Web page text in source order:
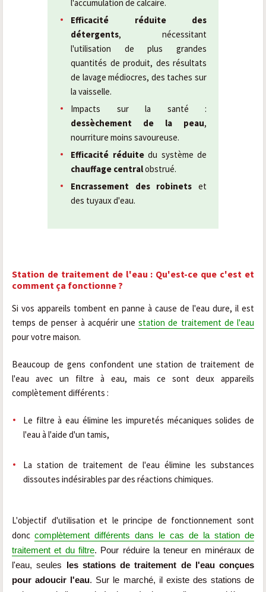
l'accumulation de calcaire.
Efficacité réduite des
détergents, nécessitant
l'utilisation de plus grandes
quantités de produit, des résultats
de lavage médiocres, des taches sur
la vaisselle.
Impacts sur la santé :
dessèchement de la peau,
nourriture moins savoureuse.
Efficacité réduitedu système de
chauffage centralobstrué.
Encrassement des robinets et
des tuyaux d'eau.
Station de traitement de l'eau : Qu'est-ce que c'est et
comment ça fonctionne ?
Si vos appareils tombent en panne à cause de l'eau dure, il est
temps de penser à acquérir unestation de traitement de l'eau
pour votre maison.
Beaucoup de gens confondent une station de traitement de
l'eau avec un filtre à eau, mais ce sont deux appareils
complètement différents :
Le filtre à eau élimine les impuretés mécaniques solides de
l'eau à l'aide d'un tamis,
La station de traitement de l'eau élimine les substances
dissoutes indésirables par des réactions chimiques.
L'objectif d'utilisation et le principe de fonctionnement sont
donc complètement différents dans le cas de la station de
traitement et du filtre. Pour réduire la teneur en minéraux de
l'eau, seules les stations de traitement de l'eau conçues
pour adoucir l'eau. Sur le marché, il existe des stations de